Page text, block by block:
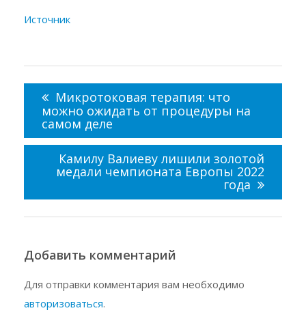
Источник
записям
Микротоковая терапия: что
можно ожидать от процедуры на
самом деле
Камилу Валиеву лишили золотой
медали чемпионата Европы 2022
года
Добавить комментарий
Для отправки комментария вам необходимо
авторизоваться.